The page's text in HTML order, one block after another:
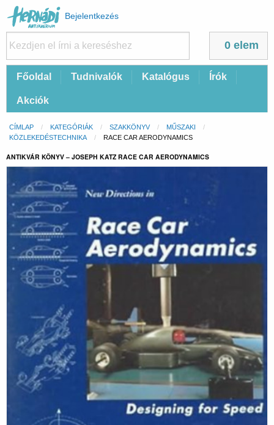
Felhasználói
fiók
menüje
Bejelentkezés
0 elem
FőFőoldal Tudnivalók Katalógus Írók
Akciók
Morzsa
CÍMLAP KATEGÓRIÁK SZAKKÖNYV
MŰSZAKI
KÖZLEKEDÉSTECHNIKA
CURRENT:
RACE CAR AERODYNAMICS
ANTIKVÁR KÖNYV – JOSEPH KATZ RACE CAR AERODYNAMICS